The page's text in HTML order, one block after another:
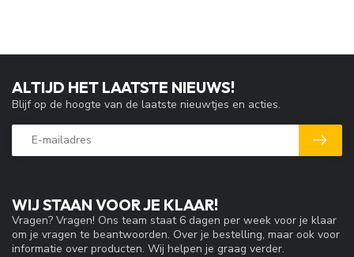
WIJ STAAN VOOR JE KLAAR!
Vragen? Vragen! Ons team staat 6 dagen per week voor je klaar
om je vragen te beantwoorden. Over je bestelling, maar ook voor
informatie over producten. Wij helpen je graag verder.
ALTIJD HET LAATSTE NIEUWS!
Blijf op de hoogte van de laatste nieuwtjes en acties.